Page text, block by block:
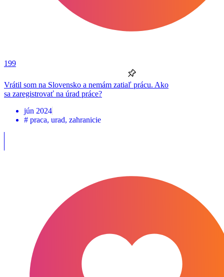
199
Vrátil som na Slovensko a nemám zatiaľ prácu. Ako
sa zaregistrovať na úrad práce?
jún 2024
# praca, urad, zahranicie